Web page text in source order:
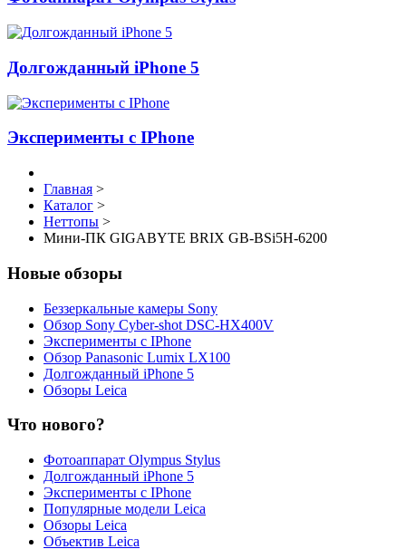
Долгожданный iPhone 5
Эксперименты с IPhone
Главная >
Каталог >
Неттопы >
Мини-ПК GIGABYTE BRIX GB-BSi5H-6200
Новые обзоры
Беззеркальные камеры Sony
Обзор Sony Cyber-shot DSC-HX400V
Эксперименты с IPhone
Обзор Panasonic Lumix LX100
Долгожданный iPhone 5
Обзоры Leica
Что нового?
Фотоаппарат Olympus Stylus
Долгожданный iPhone 5
Эксперименты с IPhone
Популярные модели Leica
Обзоры Leica
Объектив Leica